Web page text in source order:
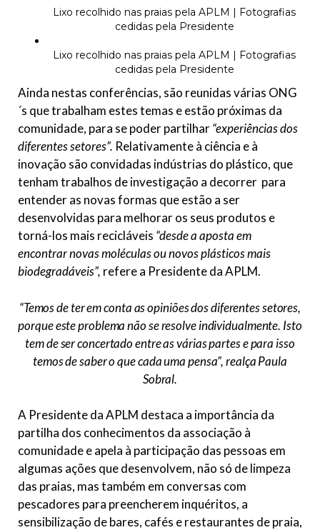
Lixo recolhido nas praias pela APLM | Fotografias
cedidas pela Presidente
Lixo recolhido nas praias pela APLM | Fotografias
cedidas pela Presidente
Ainda nestas conferências, são reunidas várias ONG
´s que trabalham estes temas e estão próximas da
comunidade, para se poder partilhar“experiências dos
diferentes setores”. Relativamente à ciência e à
inovação são convidadas indústrias do plástico, que
tenham trabalhos de investigação a decorrer para
entender as novas formas que estão a ser
desenvolvidas para melhorar os seus produtos e
torná-los mais recicláveis “desde a aposta em
encontrar novas moléculas ou novos plásticos mais
biodegradáveis”, refere a Presidente da APLM.
“Temos de ter em conta as opiniões dos diferentes setores,
porque este problema não se resolve individualmente. Isto
tem de ser concertado entre as várias partes e para isso
temos de saber o que cada uma pensa”,realça Paula
Sobral.
A Presidente da APLM destaca a importância da
partilha dos conhecimentos da associação à
comunidade e apela à participação das pessoas em
algumas ações que desenvolvem, não só de limpeza
das praias, mas também em conversas com
pescadores para preencherem inquéritos, a
sensibilização de bares, cafés e restaurantes de praia,